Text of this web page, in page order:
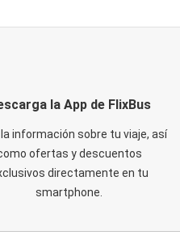
la App de FlixBus
información sobre tu viaje, así
ofertas y descuentos
directamente en tu
smartphone.